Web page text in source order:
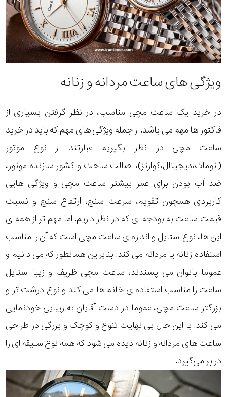
ویژگی های ساعت مردانه و زنانه
در خرید یک ساعت مچی مناسب، در نظر گرفتن بسیاری از
فاکتور ها مهم می باشد. از جمله ویژگی های مهم که باید در خرید
ساعت مچی در نظر بگیریم عبارتند از نوع موتور
(اتومات،دیجیتال،کوارتز)، اصالت ساخت و کشور سازنده موتور،
ضد آب بودن برای عمر بیشتر ساعت مچی و ویژگی هایی
کاربردی همچون تقویم، سرعت سنج، ارتفاع سنج و نسبت
قیمت ساعت به بودجه ای که در نظر داریم. اما مهم تر از همه ی
این ها، نوع استایل و اندازه ی ساعت مچی است که آن را مناسب
استفاده زنانه یا مردانه می کند. بنابراین همانطور که می دانیم و
عموما بانوان می پسندند، ساعت مچی ظریف و زیبا استایل
ساعت را مناسب استفاده ی خانم ها می کند و نوع درشت تر و
بزرگتر ساعت مچی، عموما در دست آقایان به زیبایی خودنمایی
می کند. با این حال بی نهایت تنوع و کوچک و بزرگی در طراحی
ساعت های مردانه و زنانه دیده می شود که همه نوع سلیقه ای را
در بر می‌گیرد.